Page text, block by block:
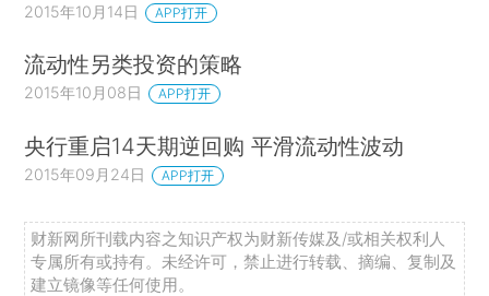
2015年10月14日 APP打开
流动性另类投资的策略
2015年10月08日 APP打开
央行重启14天期逆回购 平滑流动性波动
2015年09月24日 APP打开
财新网所刊载内容之知识产权为财新传媒及/或相关权利人
专属所有或持有。未经许可，禁止进行转载、摘编、复制及
建立镜像等任何使用。